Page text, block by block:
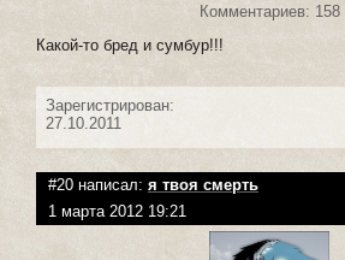
Комментариев: 158
Какой-то бред и сумбур!!!
Зарегистрирован:
27.10.2011
#20 написал: я твоя смерть
1 марта 2012 19:21